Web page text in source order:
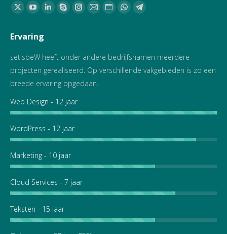
Vind ons op:
X
opens
in
new
window
YouTube
opens
in
window
Linkedin
window
Skype
new
window
Instagram
new
window
Mail
in
Website
in
new
Whatsapp
in
new
Telegram
new
Ervaring
setisbeW heeft onder andere bedrijfsnamen meerdere
projecten gerealiseerd. Op verschillende vakgebieden is zo een
breede ervaring opgedaan.
Web Design - 12 jaar
WordPress - 12 jaar
Marketing - 10 jaar
Cloud Services - 7 jaar
Teksten - 15 jaar